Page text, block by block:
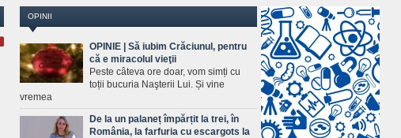
OPINII
OPINIE | Să iubim Crăciunul, pentru
că e miracolul vieţii
Peste câteva ore doar, vom simți cu
toții bucuria Naşterii Lui. Și vine
vremea
De la un palaneț împărțit la trei, în
România, la farfuria cu escargots la